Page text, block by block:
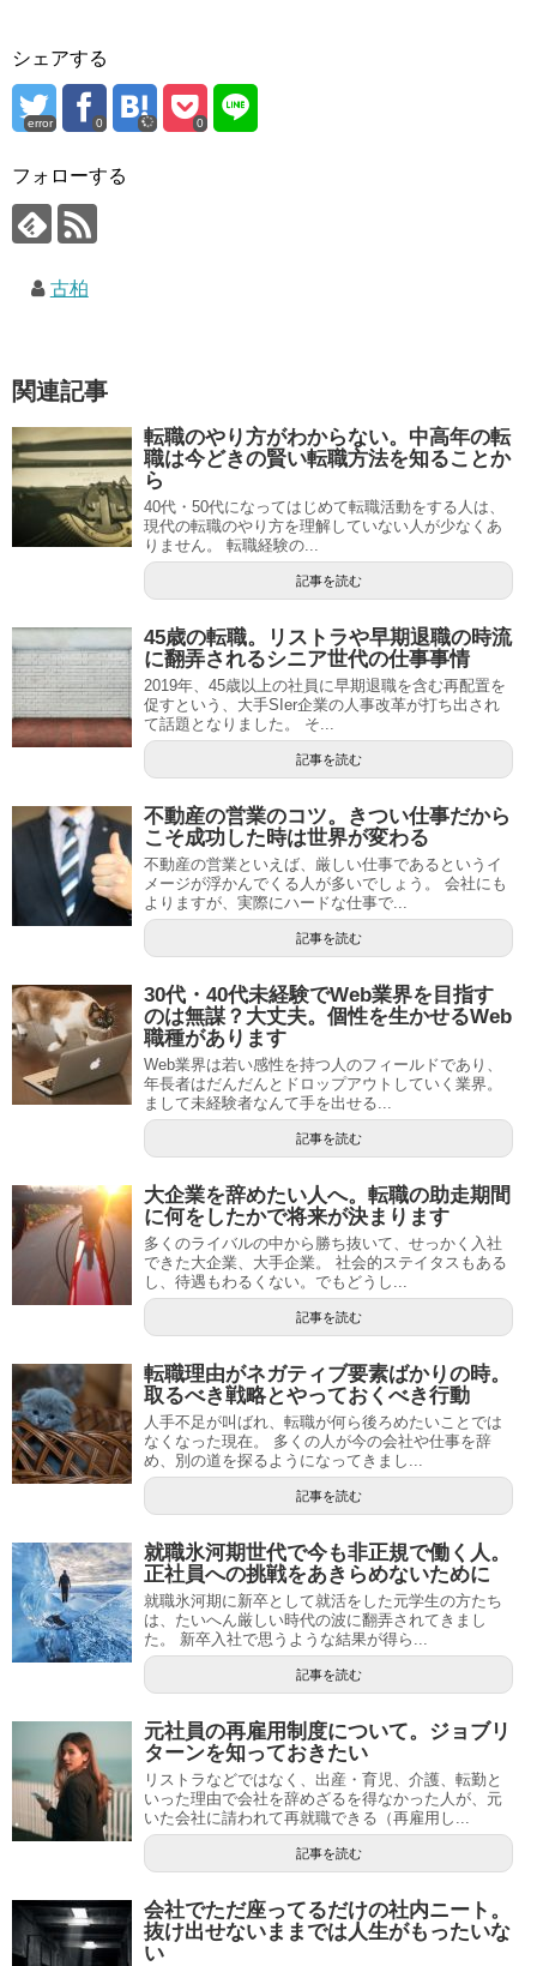
シェアする
error 0 0
フォローする
古柏
関連記事
転職のやり方がわからない。中高年の転
職は今どきの賢い転職方法を知ることか
ら
40代・50代になってはじめて転職活動をする人は、
現代の転職のやり方を理解していない人が少なくあ
りません。 転職経験の...
記事を読む
45歳の転職。リストラや早期退職の時流
に翻弄されるシニア世代の仕事事情
2019年、45歳以上の社員に早期退職を含む再配置を
促すという、大手SIer企業の人事改革が打ち出され
て話題となりました。 そ...
記事を読む
不動産の営業のコツ。きつい仕事だから
こそ成功した時は世界が変わる
不動産の営業といえば、厳しい仕事であるというイ
メージが浮かんでくる人が多いでしょう。 会社にも
よりますが、実際にハードな仕事で...
記事を読む
30代・40代未経験でWeb業界を目指す
のは無謀？大丈夫。個性を生かせるWeb
職種があります
Web業界は若い感性を持つ人のフィールドであり、
年長者はだんだんとドロップアウトしていく業界。
まして未経験者なんて手を出せる...
記事を読む
大企業を辞めたい人へ。転職の助走期間
に何をしたかで将来が決まります
多くのライバルの中から勝ち抜いて、せっかく入社
できた大企業、大手企業。 社会的ステイタスもある
し、待遇もわるくない。でもどうし...
記事を読む
転職理由がネガティブ要素ばかりの時。
取るべき戦略とやっておくべき行動
人手不足が叫ばれ、転職が何ら後ろめたいことでは
なくなった現在。 多くの人が今の会社や仕事を辞
め、別の道を探るようになってきまし...
記事を読む
就職氷河期世代で今も非正規で働く人。
正社員への挑戦をあきらめないために
就職氷河期に新卒として就活をした元学生の方たち
は、たいへん厳しい時代の波に翻弄されてきまし
た。 新卒入社で思うような結果が得ら...
記事を読む
元社員の再雇用制度について。ジョブリ
ターンを知っておきたい
リストラなどではなく、出産・育児、介護、転勤と
いった理由で会社を辞めざるを得なかった人が、元
いた会社に請われて再就職できる（再雇用し...
記事を読む
会社でただ座ってるだけの社内ニート。
抜け出せないままでは人生がもったいな
い